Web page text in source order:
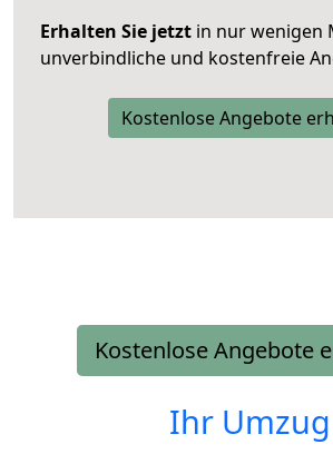
Erhalten Sie jetzt in nur wenigen
unverbindliche und kostenfreie
Kostenlose Angebote
Kostenlose Angebote
Ihr Umzug